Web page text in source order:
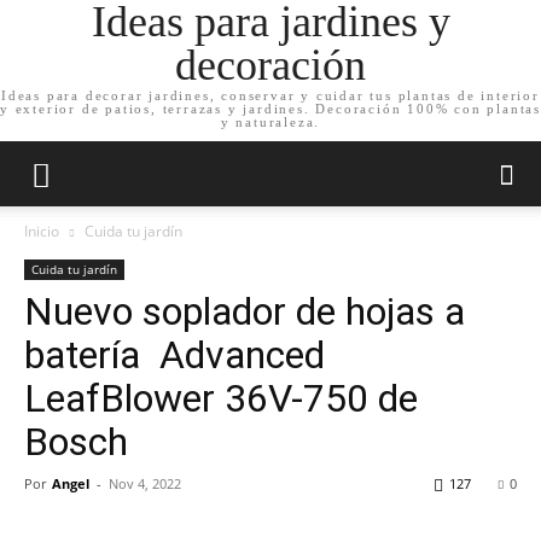
Ideas para jardines y
decoración
Ideas para decorar jardines, conservar y cuidar tus plantas de interior
y exterior de patios, terrazas y jardines. Decoración 100% con plantas
y naturaleza.
Inicio Cuida tu jardín
Cuida tu jardín
Nuevo soplador de hojas a
batería Advanced
LeafBlower 36V-750 de
Bosch
Por Angel - Nov 4, 2022 0
127